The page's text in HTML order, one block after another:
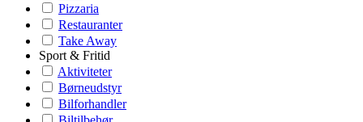
Pizzaria
Restauranter
Take Away
Sport & Fritid
Aktiviteter
Børneudstyr
Bilforhandler